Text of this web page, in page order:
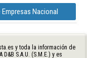
Empresas Nacional
y toda la información de
S.A.U. (S.M.E.) y es